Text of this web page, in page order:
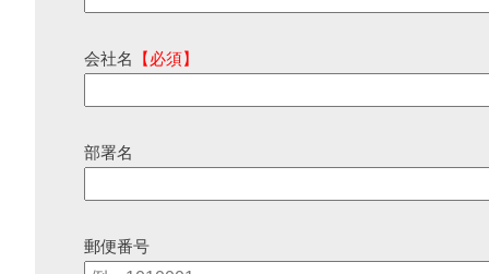
会社名 【必須】
部署名
郵便番号